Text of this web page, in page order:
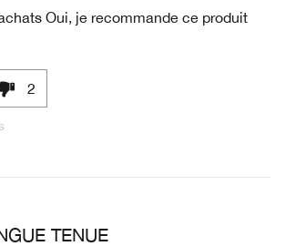
Oui, je recommande ce produit
2
TENUE